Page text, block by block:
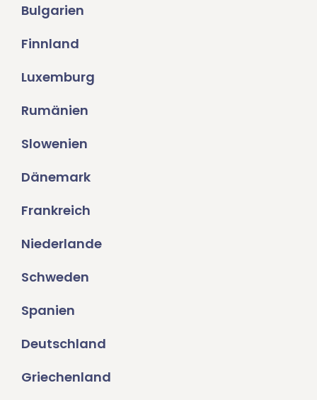
Bulgarien
Finnland
Luxemburg
Rumänien
Slowenien
Dänemark
Frankreich
Niederlande
Schweden
Spanien
Deutschland
Griechenland